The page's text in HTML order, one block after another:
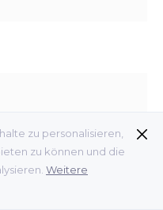
zu personalisieren,
zu können und die
Weitere
(Social Media
Consulting) und
Consulting).